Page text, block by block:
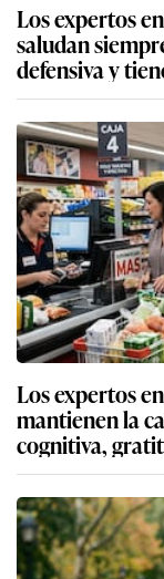
Los expertos
saludan
defensiva y
Los expertos
mantienen la
cognitiva,